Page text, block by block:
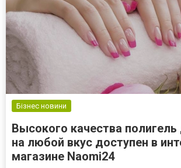
Бізнес новини
Высокого качества полигель
на любой вкус доступен в
магазине Naomi24